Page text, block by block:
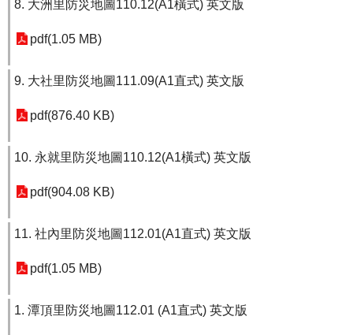
8. 大洲里防災地圖110.12(A1橫式) 英文版
pdf(1.05 MB)
9. 大社里防災地圖111.09(A1直式) 英文版
pdf(876.40 KB)
10. 永就里防災地圖110.12(A1橫式) 英文版
pdf(904.08 KB)
11. 社內里防災地圖112.01(A1直式) 英文版
pdf(1.05 MB)
1. 潭頂里防災地圖112.01 (A1直式) 英文版